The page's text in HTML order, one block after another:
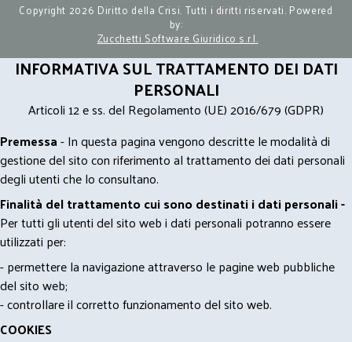
Copyright 2026 Diritto della Crisi. Tutti i diritti riservati. Powered
by:
Zucchetti Software Giuridico s.r.l.
INFORMATIVA SUL TRATTAMENTO DEI DATI
PERSONALI
Articoli 12 e ss. del Regolamento (UE) 2016/679 (GDPR)
Premessa- In questa pagina vengono descritte le modalità di
gestione del sito con riferimento al trattamento dei dati personali
degli utenti che lo consultano.
Finalità del trattamento cui sono destinati i dati personali -
Per tutti gli utenti del sito web i dati personali potranno essere
utilizzati per:
- permettere la navigazione attraverso le pagine web pubbliche
del sito web;
- controllare il corretto funzionamento del sito web.
COOKIES